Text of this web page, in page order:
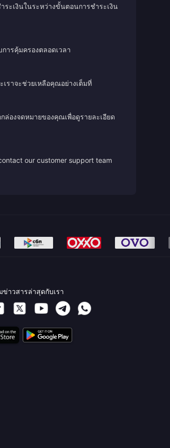
ระเงินในระหว่างขั้นตอนการชำระเงิน
ารคุ้มครองตลอดเวลา
ราจะช่วยเหลือคุณอย่างเต็มที่
องจดหมายของคุณเพื่อดูรายละเอียด
our customer support team
ข่าวสารล่าสุดกับเรา